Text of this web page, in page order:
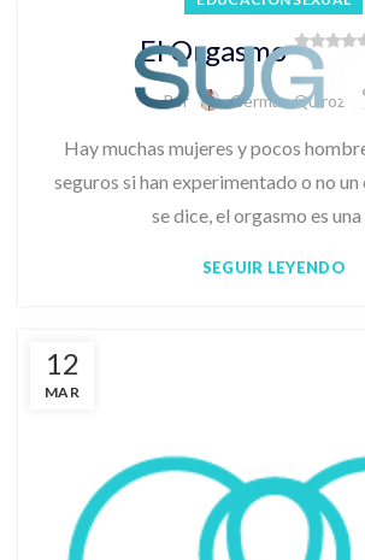
El Orgasmo
Por Germán Quiroz
Hay muchas mujeres y pocos
seguros si han experimentado o no
se dice, el orgasmo es una
SEGUIR LEYENDO
12
MAR